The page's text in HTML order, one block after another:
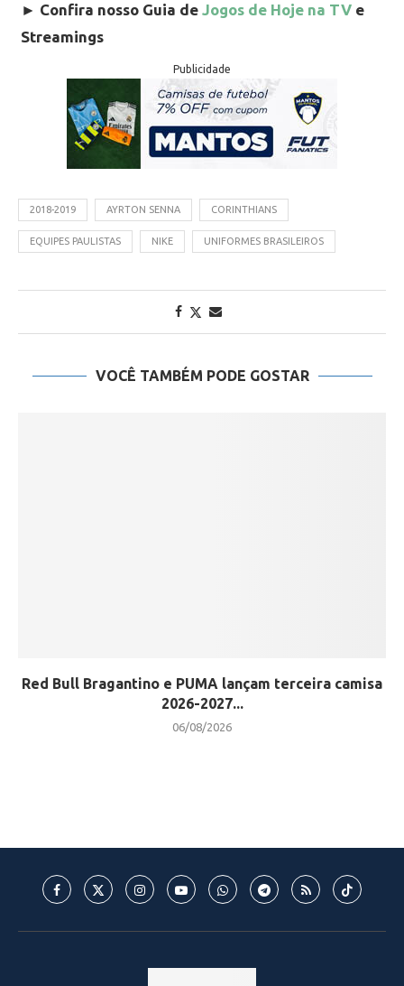
► Confira nosso Guia de Jogos de Hoje na TV e
Streamings
Publicidade
2018-2019 AYRTON SENNA CORINTHIANS
EQUIPES PAULISTAS NIKE UNIFORMES BRASILEIROS
VOCÊ TAMBÉM PODE GOSTAR
Red Bull Bragantino e PUMA lançam terceira camisa
2026-2027...
06/08/2026